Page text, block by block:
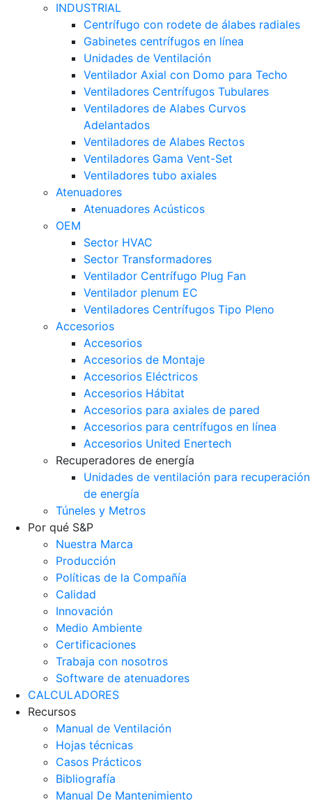
INDUSTRIAL
Centrífugo con rodete de álabes radiales
Gabinetes centrífugos en línea
Unidades de Ventilación
Ventilador Axial con Domo para Techo
Ventiladores Centrífugos Tubulares
Ventiladores de Alabes Curvos
Adelantados
Ventiladores de Alabes Rectos
Ventiladores Gama Vent-Set
Ventiladores tubo axiales
Atenuadores
Atenuadores Acústicos
OEM
Sector HVAC
Sector Transformadores
Ventilador Centrífugo Plug Fan
Ventilador plenum EC
Ventiladores Centrífugos Tipo Pleno
Accesorios
Accesorios
Accesorios de Montaje
Accesorios Eléctricos
Accesorios Hábitat
Accesorios para axiales de pared
Accesorios para centrífugos en línea
Accesorios United Enertech
Recuperadores de energía
Unidades de ventilación para recuperación
de energía
Túneles y Metros
Por qué S&P
Nuestra Marca
Producción
Políticas de la Compañía
Calidad
Innovación
Medio Ambiente
Certificaciones
Trabaja con nosotros
Software de atenuadores
CALCULADORES
Recursos
Manual de Ventilación
Hojas técnicas
Casos Prácticos
Bibliografía
Manual De Mantenimiento